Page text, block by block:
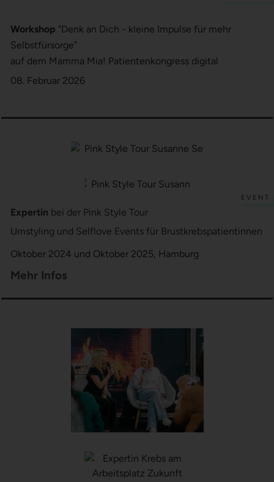
Workshop "Denk an Dich - kleine Impulse für mehr
Selbstfürsorge"
auf dem Mamma Mia! Patientenkongress digital
08. Februar 2026
EVENT
Expertin bei der Pink Style Tour
Umstyling und Selflove Events für Brustkrebspatientinnen
Oktober 2024 und Oktober 2025, Hamburg
Mehr Infos